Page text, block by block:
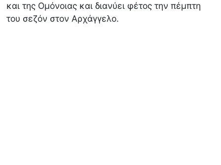
και της Ομόνοιας και διανύει φέτος την πέμπτη
του σεζόν στον Αρχάγγελο.